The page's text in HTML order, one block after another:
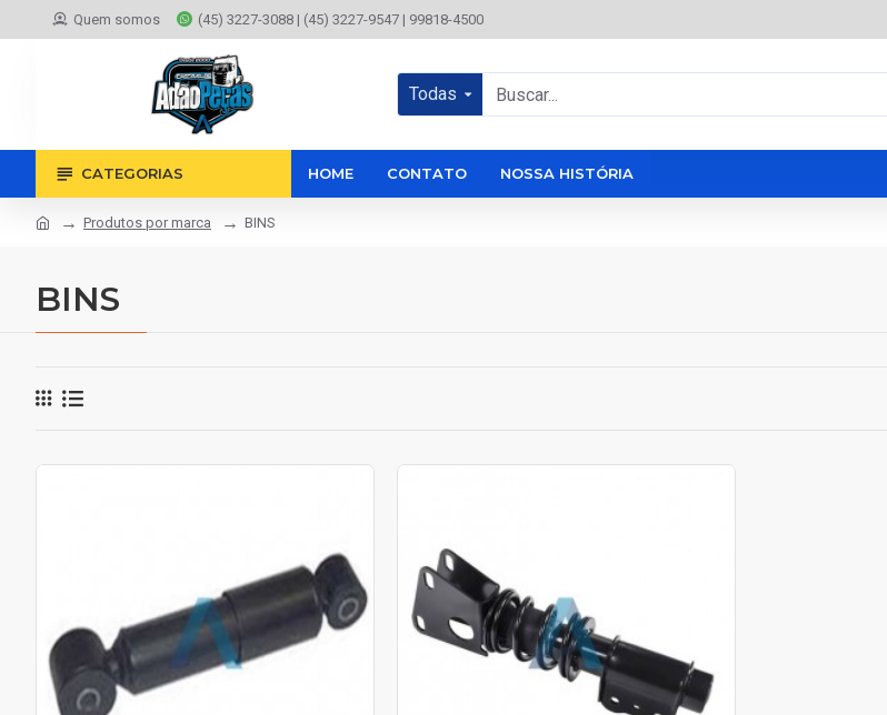
Quem somos (45) 3227-3088 | (45) 3227-9547 | 99818-4500
Todas
CATEGORIAS HOME CONTATO NOSSA HISTÓRIA
Produtos por marca BINS
BINS